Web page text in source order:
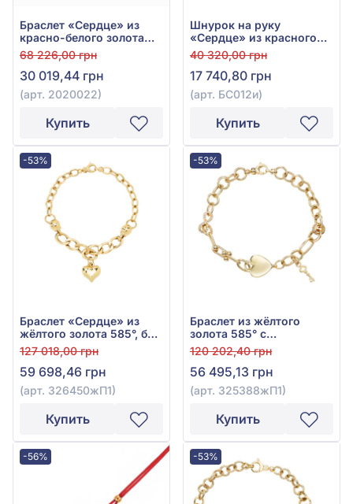
Браслет «Сердце» из
красно-белого золота
585°, без вставки, арт.
2020022
68 226,00 грн
30 019,44 грн
(арт. 2020022)
Купить
Шнурок на руку
«Сердце» из красного
золота 585°, арт. БС012и
40 320,00 грн
17 740,80 грн
(арт. БС012и)
Купить
-53%
Браслет «Сердце» из
жёлтого золота 585°, без
вставок, арт. 326450жП1
127 018,00 грн
59 698,46 грн
(арт. 326450жП1)
Купить
-53%
Браслет из жёлтого
золота 585° с
фианитами, арт.
325388жП1
120 202,40 грн
56 495,13 грн
(арт. 325388жП1)
Купить
-56% -53%